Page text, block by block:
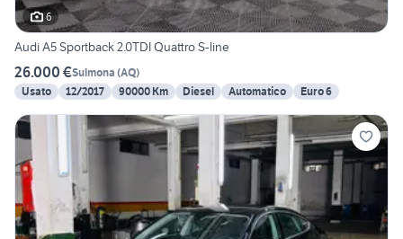
6
Audi A5 Sportback 2.0TDI Quattro S-line
26.000 €Sulmona (AQ)
Usato
12/2017 90000 Km Diesel Automatico Euro 6